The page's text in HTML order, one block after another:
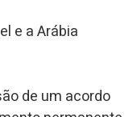
e a Arábia
de um acordo